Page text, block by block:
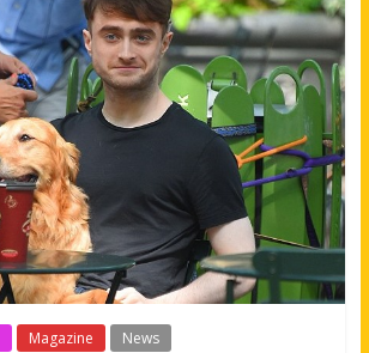
Magazine News